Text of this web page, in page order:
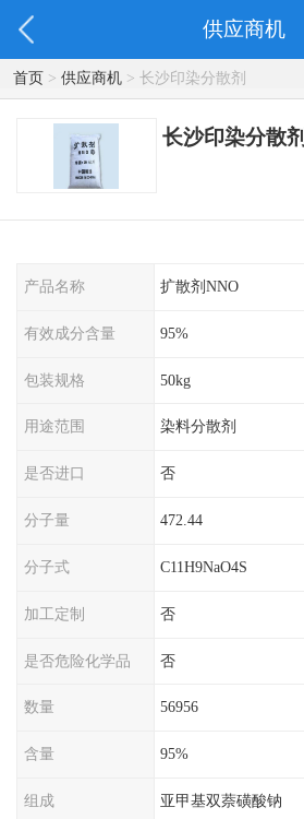
供应商机
首页> 供应商机> 长沙印染分散剂
长沙印染分散剂
产品名称 扩散剂NNO
有效成分含量 95%
包装规格 50kg
用途范围 染料分散剂
是否进口 否
分子量 472.44
分子式 C11H9NaO4S
加工定制 否
是否危险化学品 否
数量 56956
含量 95%
组成 亚甲基双萘磺酸钠